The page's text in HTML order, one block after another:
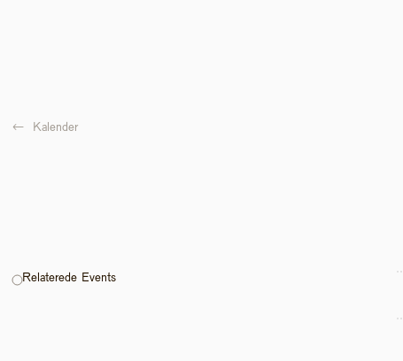
← Kalender
Relaterede Events